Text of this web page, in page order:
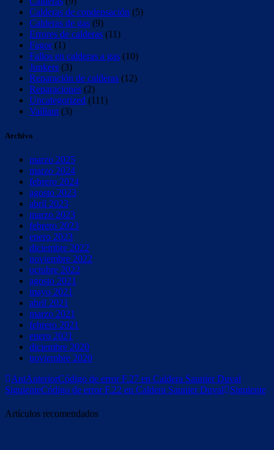
Calderas de condensación (5)
Calderas de gas (9)
Errores de calderas (11)
Fagor(1)
Fallos en calderas a gas (10)
Junkers (3)
Reparación de calderas (12)
Reparaciones (2)
Uncategorized (111)
Vaillant (3)
Archivo
marzo 2025
marzo 2024
febrero 2024
agosto 2023
abril 2023
marzo 2023
febrero 2023
enero 2023
diciembre 2022
noviembre 2022
octubre 2022
agosto 2021
mayo 2021
abril 2021
marzo 2021
febrero 2021
enero 2021
diciembre 2020
noviembre 2020
AntAnteriorCódigo de error F.27 en Caldera Saunier Duval
SiguienteCódigo de error F.22 en Caldera Saunier Duval Siguiente
Artículos recomendados